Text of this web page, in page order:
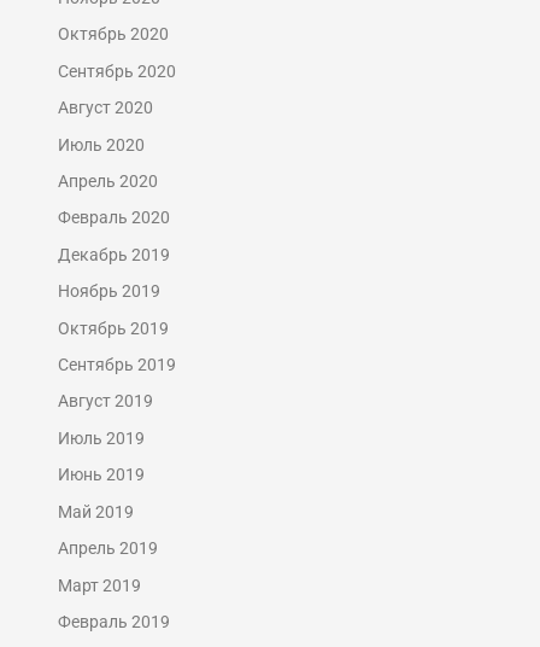
Октябрь 2020
Сентябрь 2020
Август 2020
Июль 2020
Апрель 2020
Февраль 2020
Декабрь 2019
Ноябрь 2019
Октябрь 2019
Сентябрь 2019
Август 2019
Июль 2019
Июнь 2019
Май 2019
Апрель 2019
Март 2019
Февраль 2019